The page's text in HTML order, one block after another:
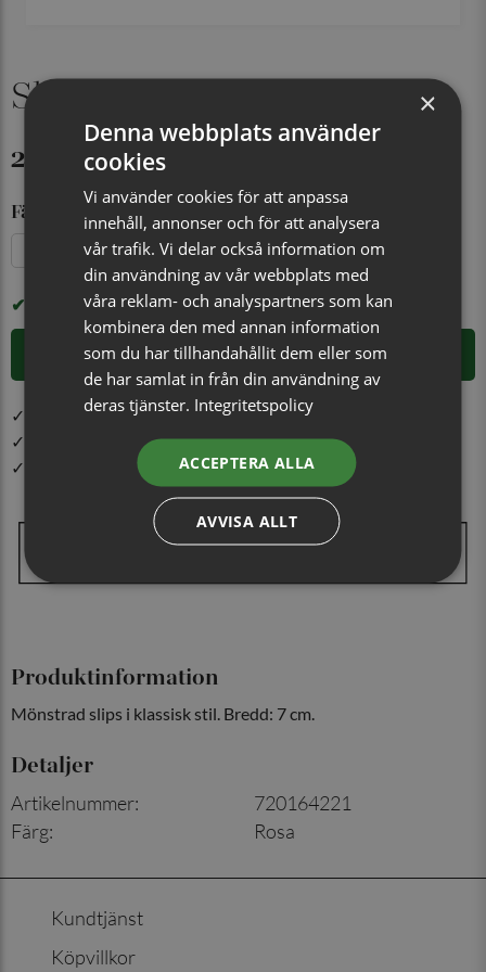
Slips mönstrad, rosa
299 kr
Färg
Rosa
I LAGER
LÄGG I VARUKORGEN
✓ Öppet köp i 30 dagar ✓ Fri frakt från 499 kr
✓ Din beställning skickas inom 1-2 vardagar
✓ Snabb leverans från vårt lager i Jönköping
Produktinformation
Mönstrad slips i klassisk stil. Bredd: 7 cm.
Detaljer
Artikelnummer:
720164221
Färg: Rosa
Kundtjänst
Köpvillkor
×
Denna webbplats använder
cookies
Vi använder cookies för att anpassa
innehåll, annonser och för att analysera
vår trafik. Vi delar också information om
din användning av vår webbplats med
våra reklam- och analyspartners som kan
kombinera den med annan information
som du har tillhandahållit dem eller som
de har samlat in från din användning av
deras tjänster. Integritetspolicy
ACCEPTERA ALLA
AVVISA ALLT